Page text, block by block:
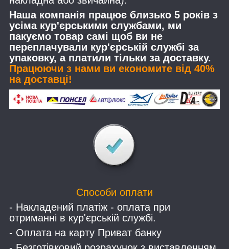
Наша компанія працює близько 5 років з
усіма кур'єрськими службами, ми
пакуємо товар самі щоб ви не
переплачували кур'єрській службі за
упаковку, а платили тільки за доставку.
Працюючи з нами ви економите від 40%
на доставці!
Способи оплати
- Накладений платіж - оплата при
отриманні в кур'єрській службі.
- Оплата на карту Приват банку